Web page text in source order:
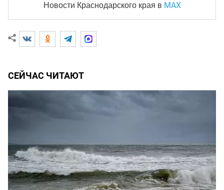
Новости Краснодарского края в MAX
СЕЙЧАС ЧИТАЮТ